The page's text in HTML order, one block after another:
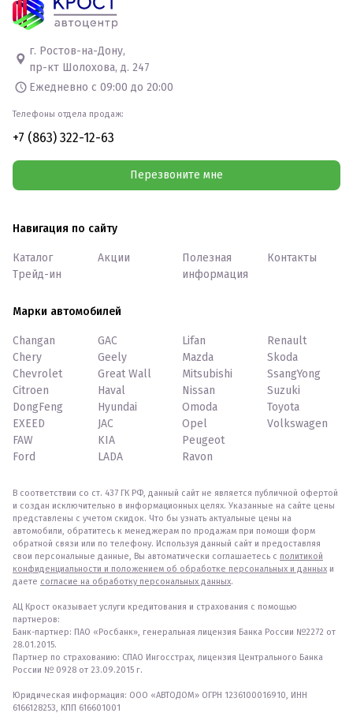
г. Ростов-на-Дону,
пр-кт Шолохова, д. 247
Ежедневно с 09:00 до 20:00
Телефоны отдела продаж:
+7 (863) 322-12-63
Перезвоните мне
Навигация по сайту
Каталог
Трейд-ин
Акции
Полезная
информация
Контакты
Марки автомобилей
Changan
Chery
Chevrolet
Citroen
DongFeng
EXEED
FAW
Ford
GAC
Geely
Great Wall
Haval
Hyundai
JAC
KIA
LADA
Lifan
Mazda
Mitsubishi
Nissan
Omoda
Opel
Peugeot
Ravon
Renault
Skoda
SsangYong
Suzuki
Toyota
Volkswagen
В соответствии со ст. 437 ГК РФ, данный сайт не является публичной офертой
и создан исключительно в информационных целях. Указанные на сайте цены
представлены с учетом скидок. Что бы узнать актуальные цены на
автомобили, обратитесь к менеджерам по продажам при помощи форм
обратной связи или по телефону. Используя данный сайт и предоставляя
свои персональные данные, Вы автоматически соглашаетесь с политикой
конфиденциальности и положением об обработке персональных и данных и
даете согласие на обработку персональных данных.
АЦ Крост оказывает услуги кредитования и страхования с помощью
партнеров:
Банк-партнер: ПАО «Росбанк», генеральная лицензия Банка России №2272 от
28.01.2015.
Партнер по страхованию: СПАО Ингосстрах, лицензия Центрального Банка
России № 0928 от 23.09.2015 г.
Юридическая информация: ООО «АВТОДОМ» ОГРН 1236100016910, ИНН
6166128253, КПП 616601001